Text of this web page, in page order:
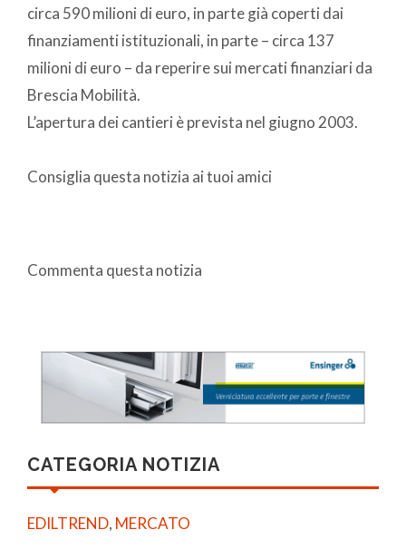
circa 590 milioni di euro, in parte già coperti dai
finanziamenti istituzionali, in parte – circa 137
milioni di euro – da reperire sui mercati finanziari da
Brescia Mobilità.
L’apertura dei cantieri è prevista nel giugno 2003.
Consiglia questa notizia ai tuoi amici
Commenta questa notizia
CATEGORIA NOTIZIA
EDILTREND, MERCATO